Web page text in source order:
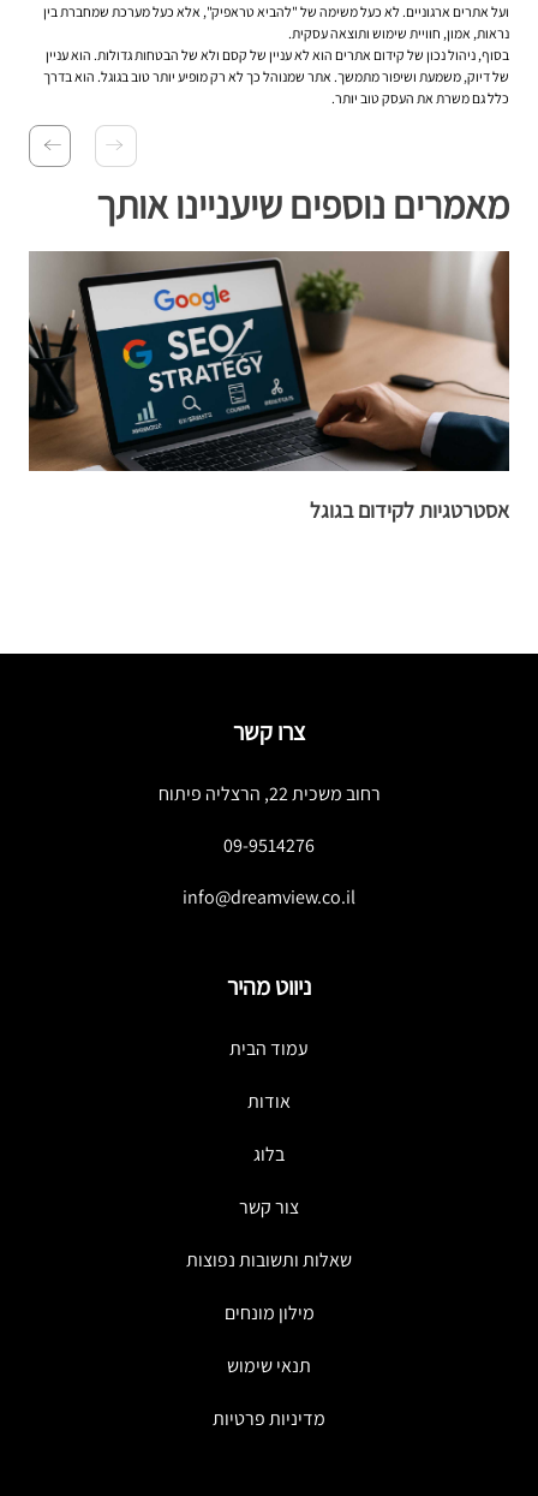
ועל אתרים ארגוניים. לא כעל משימה של "להביא טראפיק", אלא כעל מערכת שמחברת בין
נראות, אמון, חוויית שימוש ותוצאה עסקית.
בסוף, ניהול נכון של קידום אתרים הוא לא עניין של קסם ולא של הבטחות גדולות. הוא עניין
של דיוק, משמעת ושיפור מתמשך. אתר שמנוהל כך לא רק מופיע יותר טוב בגוגל. הוא בדרך
כלל גם משרת את העסק טוב יותר.
מאמרים נוספים שיעניינו אותך
אסטרטגיות לקידום בגוגל
צרו קשר
רחוב משכית 22, הרצליה פיתוח
09-9514276
info@dreamview.co.il
ניווט מהיר
עמוד הבית
אודות
בלוג
צור קשר
שאלות ותשובות נפוצות
מילון מונחים
תנאי שימוש
מדיניות פרטיות